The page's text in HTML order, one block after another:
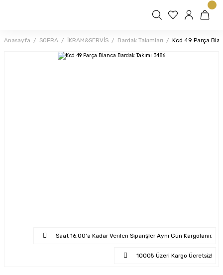
Anasayfa SOFRA İKRAM&SERVİS Bardak Takımları Kcd 49 Parça
Saat 16.00'a Kadar Verilen Siparişler Aynı Gün Kargolanır.
1000₺ Üzeri Kargo Ücretsiz!